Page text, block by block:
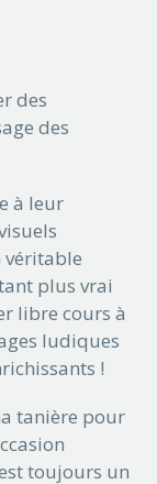
des
des
à leur
véritable
plus vrai
libre cours à
ludiques
!
tanière pour
toujours un